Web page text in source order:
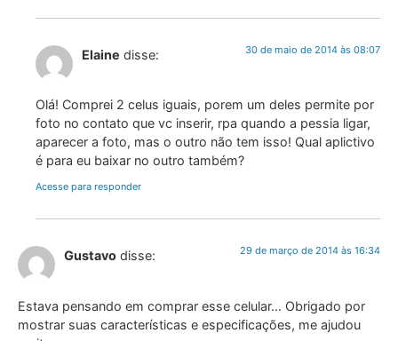
Elaine disse: 30 de maio de 2014 às 08:07
Olá! Comprei 2 celus iguais, porem um deles permite por
foto no contato que vc inserir, rpa quando a pessia ligar,
aparecer a foto, mas o outro não tem isso! Qual aplictivo
é para eu baixar no outro também?
Acesse para responder
Gustavo disse: 29 de março de 2014 às 16:34
Estava pensando em comprar esse celular… Obrigado por
mostrar suas características e especificações, me ajudou